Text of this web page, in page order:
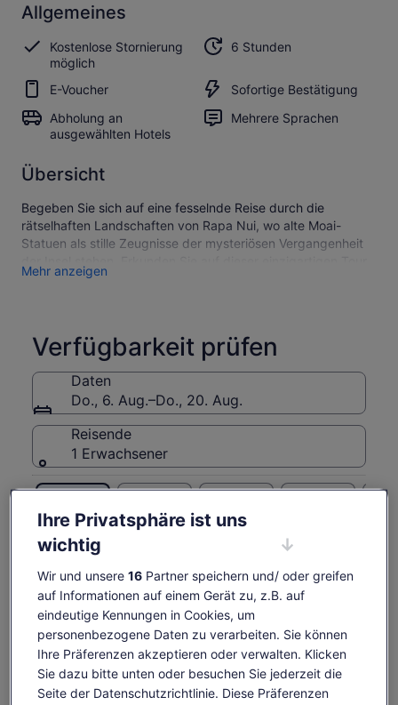
8.28.2 von 10
Sehr
Alle 31
Bewertungen
von Viator
Allgemeines
Kostenlose Stornierung
möglich
6 Stunden
E-Voucher
Sofortige Bestätigung
Abholung an
ausgewählten Hotels
Mehrere Sprachen
Übersicht
Begeben Sie sich auf eine fesselnde Reise durch die
rätselhaften Landschaften von Rapa Nui, wo alte Moai-
Statuen als stille Zeugnisse der mysteriösen Vergangenheit
heilige Stätten, üppige Krater und unberührte Strände und
Mehr anzeigen
Verfügbarkeit prüfen
Daten
Do., 6. Aug.–Do., 20. Aug.
Reisende
1 Erwachsener
Do., 6. Aug.
61 €
Fr., 7. Aug.
61 €
Sa., 8. Aug.
61 €
So., 9. Aug. Mo.,
Der
Preis
beträgt
61 €
pro
Erw.
61 €
inkl. Steuern & Gebühren
pro Erw.
Tickets anzeigen
Einige Inhalte dieser Seite wurden möglicherweise
Originaltext anzeigen (Englisch)
Feedback zu dieser Übersetzung geben Wird
einem
neuen
Tab
Das ist im Preis enthalten
Reiseführer und Transport
Ihre Privatsphäre ist uns
wichtig
Wir und unsere 16Partner speichern und/ oder greifen
auf Informationen auf einem Gerät zu, z.B. auf
eindeutige Kennungen in Cookies, um
personenbezogene Daten zu verarbeiten. Sie können
Ihre Präferenzen akzeptieren oder verwalten. Klicken
Sie dazu bitte unten oder besuchen Sie jederzeit die
Seite der Datenschutzrichtlinie. Diese Präferenzen